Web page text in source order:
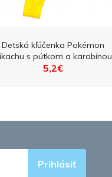
Detská kľúčenka Pokémon
s pútkom a karabínou
5,2€
Prihlásiť